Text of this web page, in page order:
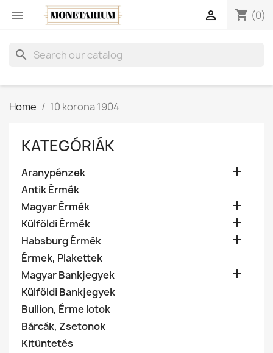
 shopping_cart (0)

search
Home 10 korona 1904
KATEGÓRIÁK
Aranypénzek 
Antik Érmék
Magyar Érmék

Külföldi Érmék 
Habsburg Érmék 
Érmek, Plakettek
Magyar Bankjegyek

Külföldi Bankjegyek
Bullion, Érme lotok
Bárcák, Zsetonok
Kitüntetés